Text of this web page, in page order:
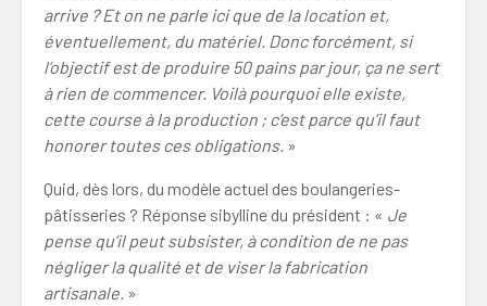
arrive ? Et on ne parle ici que de la location et,
éventuellement, du matériel. Donc forcément, si
l’objectif est de produire 50 pains par jour, ça ne sert
à rien de commencer. Voilà pourquoi elle existe,
cette course à la production ; c’est parce qu’il faut
honorer toutes ces obligations. »
Quid, dès lors, du modèle actuel des boulangeries-
pâtisseries ? Réponse sibylline du président : « Je
pense qu’il peut subsister, à condition de ne pas
négliger la qualité et de viser la fabrication
artisanale. »